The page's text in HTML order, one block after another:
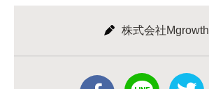
株式会社Mgrowth